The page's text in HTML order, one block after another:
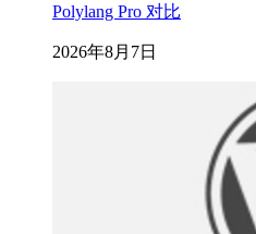
Polylang Pro 对比
2026年8月7日